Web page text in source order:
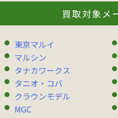
買取対象メ
東京マルイ
マルシン
タナカワークス
タニオ・コバ
クラウンモデル
MGC